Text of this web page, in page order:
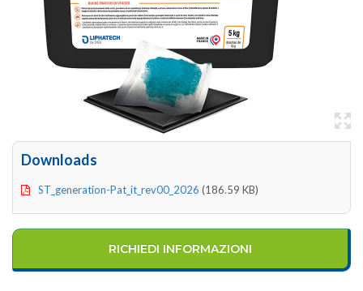
Downloads
ST_generation-Pat_it_rev00_2026 (186.59 KB)
RICHIEDI INFORMAZIONI